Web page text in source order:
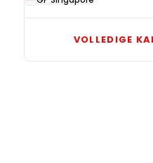
VOLLEDIGE